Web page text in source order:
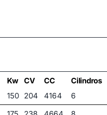
Kw CV CC Cilindros
150 204 4164 6